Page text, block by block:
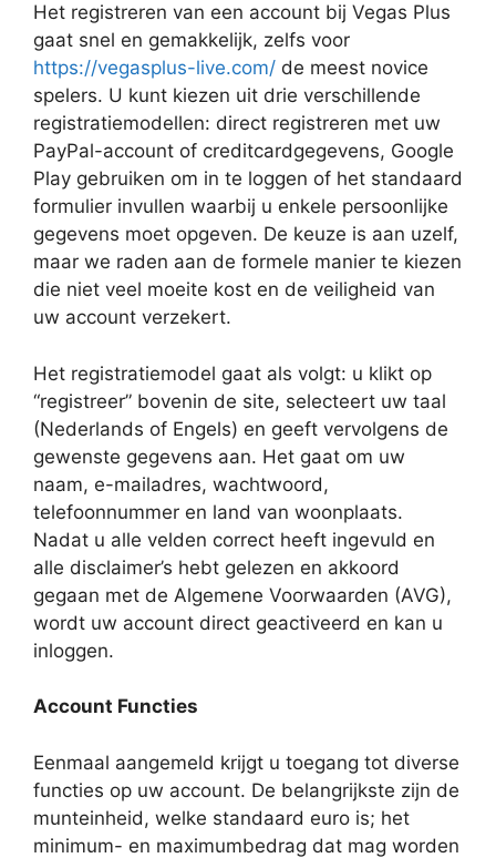
Het registreren van een account bij Vegas Plus
gaat snel en gemakkelijk, zelfs voor
https://vegasplus-live.com/ de meest novice
spelers. U kunt kiezen uit drie verschillende
registratiemodellen: direct registreren met uw
PayPal-account of creditcardgegevens, Google
Play gebruiken om in te loggen of het standaard
formulier invullen waarbij u enkele persoonlijke
gegevens moet opgeven. De keuze is aan uzelf,
maar we raden aan de formele manier te kiezen
die niet veel moeite kost en de veiligheid van
uw account verzekert.
Het registratiemodel gaat als volgt: u klikt op
“registreer” bovenin de site, selecteert uw taal
(Nederlands of Engels) en geeft vervolgens de
gewenste gegevens aan. Het gaat om uw
naam, e-mailadres, wachtwoord,
telefoonnummer en land van woonplaats.
Nadat u alle velden correct heeft ingevuld en
alle disclaimer’s hebt gelezen en akkoord
gegaan met de Algemene Voorwaarden (AVG),
wordt uw account direct geactiveerd en kan u
inloggen.
Account Functies
Eenmaal aangemeld krijgt u toegang tot diverse
functies op uw account. De belangrijkste zijn de
munteinheid, welke standaard euro is; het
minimum- en maximumbedrag dat mag worden